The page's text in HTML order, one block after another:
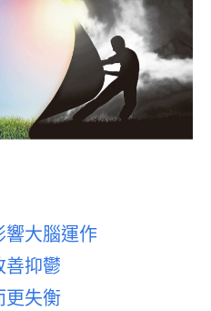
響大腦運作
善抑鬱
更失衡